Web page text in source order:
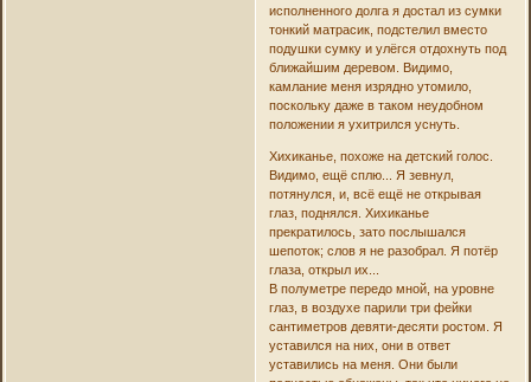
исполненного долга я достал из сумки
тонкий матрасик, подстелил вместо
подушки сумку и улёгся отдохнуть под
ближайшим деревом. Видимо,
камлание меня изрядно утомило,
поскольку даже в таком неудобном
положении я ухитрился уснуть.
Хихиканье, похоже на детский голос.
Видимо, ещё сплю... Я зевнул,
потянулся, и, всё ещё не открывая
глаз, поднялся. Хихиканье
прекратилось, зато послышался
шепоток; слов я не разобрал. Я потёр
глаза, открыл их...
В полуметре передо мной, на уровне
глаз, в воздухе парили три фейки
сантиметров девяти-десяти ростом. Я
уставился на них, они в ответ
уставились на меня. Они были